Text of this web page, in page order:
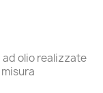
olio realizzate